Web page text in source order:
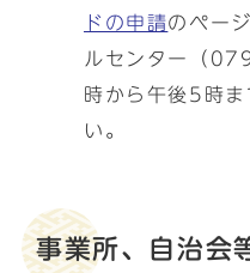
ドの申請のペー
ルセンター（
時から午後5時
い。
事業所、自治会